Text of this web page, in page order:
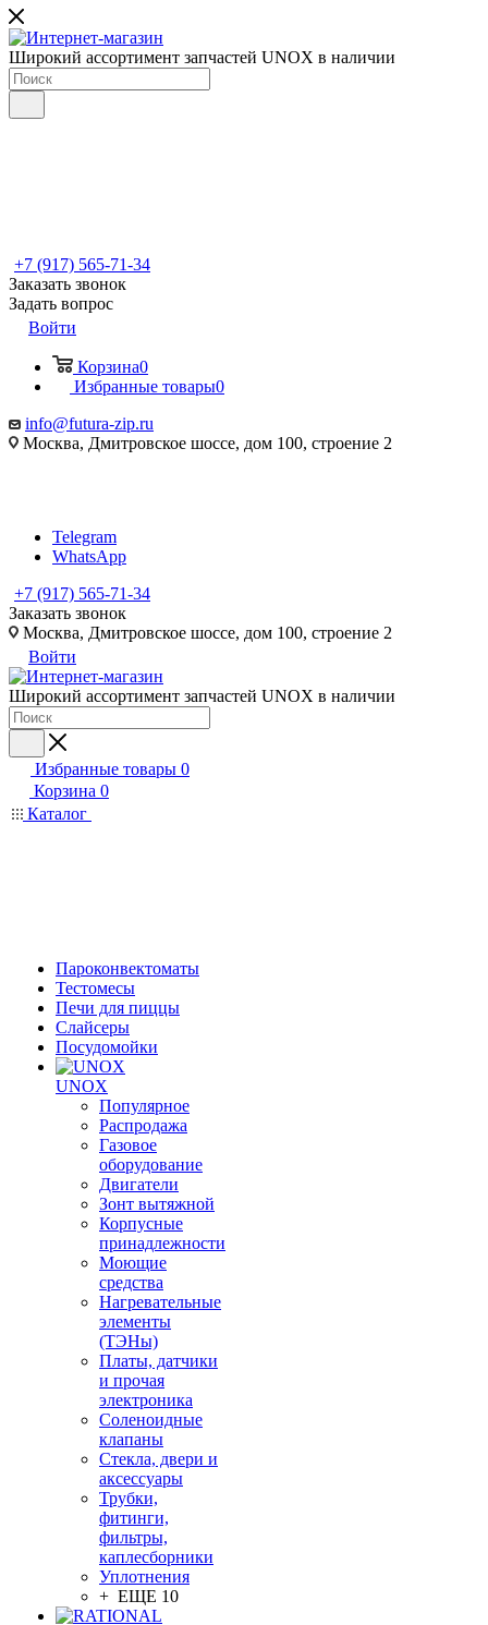
Широкий ассортимент запчастей UNOX в наличии
+7 (917) 565-71-34
Заказать звонок
Задать вопрос
Войти
Корзина0
Избранные товары0
info@futura-zip.ru
Москва, Дмитровское шоссе, дом 100, строение 2
Telegram
WhatsApp
+7 (917) 565-71-34
Заказать звонок
Москва, Дмитровское шоссе, дом 100, строение 2
Войти
Широкий ассортимент запчастей UNOX в наличии
Избранные товары 0
Корзина 0
Каталог
Пароконвектоматы
Тестомесы
Печи для пиццы
Слайсеры
Посудомойки
UNOX
Популярное
Распродажа
Газовое
оборудование
Двигатели
Зонт вытяжной
Корпусные
принадлежности
Моющие
средства
Нагревательные
элементы
(ТЭНы)
Платы, датчики
и прочая
электроника
Соленоидные
клапаны
Стекла, двери и
аксессуары
Трубки,
фитинги,
фильтры,
каплесборники
Уплотнения
+ ЕЩЕ 10